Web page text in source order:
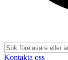
Kontakta oss